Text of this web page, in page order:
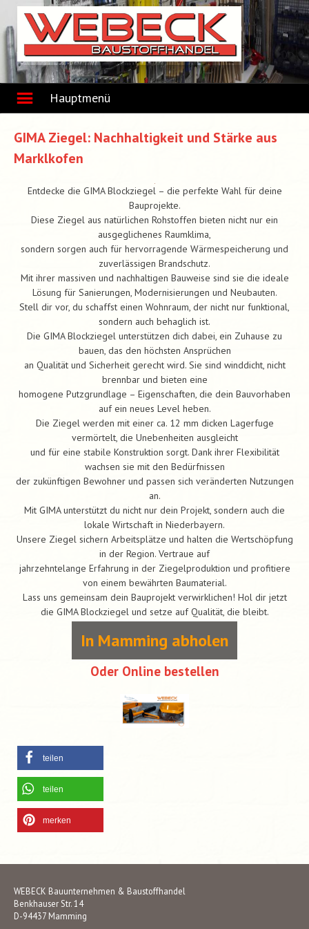
content
Hauptmenü
GIMA Ziegel: Nachhaltigkeit und Stärke aus
Marklkofen
Entdecke die GIMA Blockziegel – die perfekte Wahl für deine
Bauprojekte.
Diese Ziegel aus natürlichen Rohstoffen bieten nicht nur ein
ausgeglichenes Raumklima,
sondern sorgen auch für hervorragende Wärmespeicherung und
zuverlässigen Brandschutz.
Mit ihrer massiven und nachhaltigen Bauweise sind sie die ideale
Lösung für Sanierungen, Modernisierungen und Neubauten.
Stell dir vor, du schaffst einen Wohnraum, der nicht nur funktional,
sondern auch behaglich ist.
Die GIMA Blockziegel unterstützen dich dabei, ein Zuhause zu
bauen, das den höchsten Ansprüchen
an Qualität und Sicherheit gerecht wird. Sie sind winddicht, nicht
brennbar und bieten eine
homogene Putzgrundlage – Eigenschaften, die dein Bauvorhaben
auf ein neues Level heben.
Die Ziegel werden mit einer ca. 12 mm dicken Lagerfuge
vermörtelt, die Unebenheiten ausgleicht
und für eine stabile Konstruktion sorgt. Dank ihrer Flexibilität
wachsen sie mit den Bedürfnissen
der zukünftigen Bewohner und passen sich veränderten Nutzungen
an.
Mit GIMA unterstützt du nicht nur dein Projekt, sondern auch die
lokale Wirtschaft in Niederbayern.
Unsere Ziegel sichern Arbeitsplätze und halten die Wertschöpfung
in der Region. Vertraue auf
jahrzehntelange Erfahrung in der Ziegelproduktion und profitiere
von einem bewährten Baumaterial.
Lass uns gemeinsam dein Bauprojekt verwirklichen! Hol dir jetzt
die GIMA Blockziegel und setze auf Qualität, die bleibt.
In Mamming abholen
Oder Online bestellen
teilen
teilen
merken
WEBECK Bauunternehmen & Baustoffhandel
Benkhauser Str. 14
D-94437 Mamming